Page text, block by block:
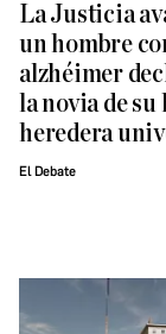
La Justicia
un hombre
alzhéimer
la novia de su
heredera
El Debate